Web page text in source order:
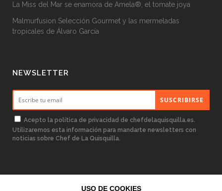
La Miss del Mar se enamora de Amela®, el tomate joya
Malmurfusion Selección Gourmet y las mermeladas
tropicales de Álvaro García
NEWSLETTER
Acepto la política de privacidad de chefdelaquisquilla.es.
Utilizaremos esta información para mandarte newsletters con
noticias sobre Chef de La Quisquilla.
USO DE COOKIES